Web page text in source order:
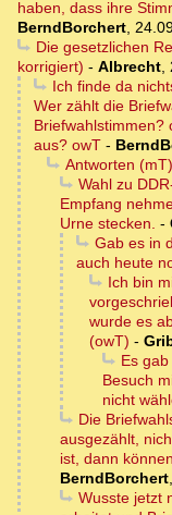
haben, dass ihre
BerndBorchert,
Die gesetzlichen
korrigiert) - Albrecht,
Ich finde da
Wer zählt die
Briefwahlstimmen?
aus? owT -
Antworten (mT)
Wahl zu
Empfang
Urne stecken. -
Gab es in
auch heute
Ich bin
wurde es
(owT) -
Es
Besuch
nicht
Die
ausgezählt,
ist, dann
BerndBorchert,
Wusste jetzt